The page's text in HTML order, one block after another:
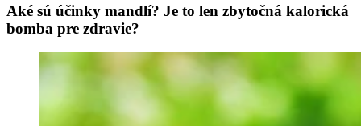
Aké sú účinky mandlí? Je to len zbytočná kalorická
bomba pre zdravie?